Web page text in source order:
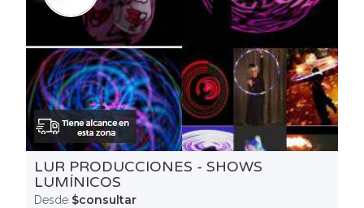
LUR PRODUCCIONES - SHOWS
LUMÍNICOS
Desde $consultar